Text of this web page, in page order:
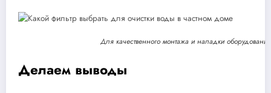
Для качественного монтажа и наладки
Делаем выводы